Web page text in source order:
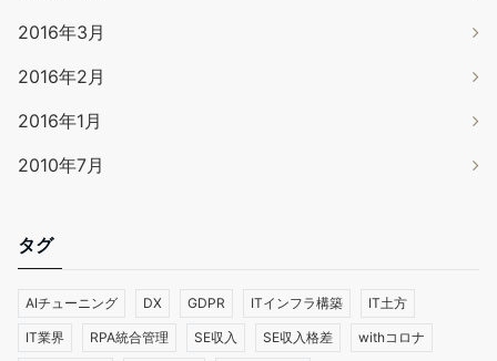
2016年3月
2016年2月
2016年1月
2010年7月
タグ
AIチューニング DX GDPR ITインフラ構築 IT土方
IT業界 RPA統合管理 SE収入 SE収入格差 withコロナ